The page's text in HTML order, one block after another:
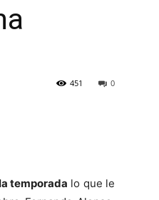
0
451
temporada lo que le